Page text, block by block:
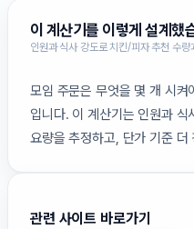
이 계산기를 이렇게 설계했
인원과 식사 강도로 치킨/피자 추천 수량
모임 주문은 무엇을 몇 개 시켜
입니다. 이 계산기는 인원과
요량을 추정하고, 단가 기준 더
관련 사이트 바로가기